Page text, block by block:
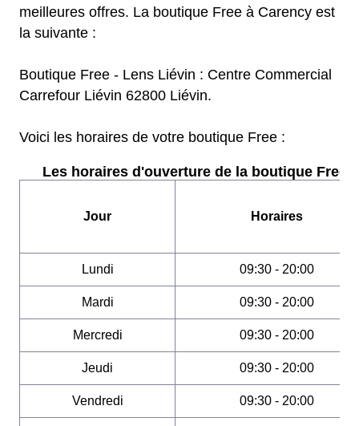
meilleures offres. La boutique Free à Carency est
la suivante :
Boutique Free - Lens Liévin : Centre Commercial
Carrefour Liévin 62800 Liévin.
Voici les horaires de votre boutique Free :
Les horaires d'ouverture de la boutique Free :
Jour Horaires
Lundi 09:30 - 20:00
Mardi 09:30 - 20:00
Mercredi 09:30 - 20:00
Jeudi 09:30 - 20:00
Vendredi 09:30 - 20:00